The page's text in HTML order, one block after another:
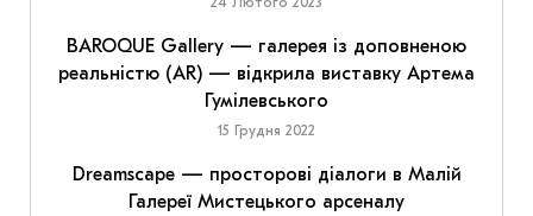
BAROQUE Gallery — галерея із доповненою
реальністю (AR) — відкрила виставку Артема
Гумілевського
15 Грудня 2022
Dreamscape — просторові діалоги в Малій
Галереї Мистецького арсеналу